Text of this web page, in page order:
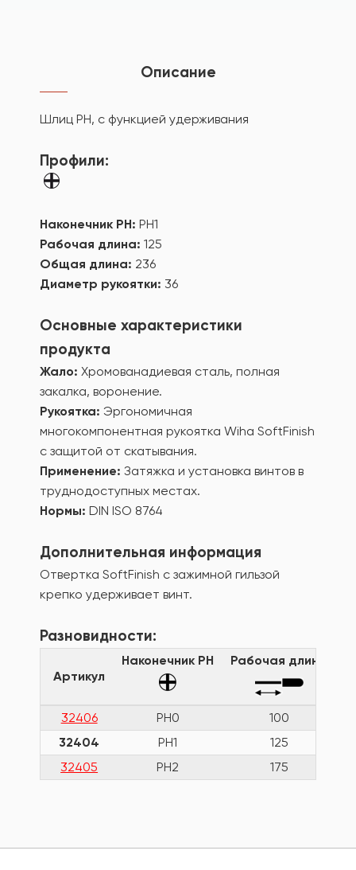
Описание
Шлиц PH, с функцией удерживания
Профили:
Наконечник PH: PH1
Рабочая длина: 125
Общая длина: 236
Диаметр рукоятки: 36
Основные характеристики
продукта
Жало: Хромованадиевая сталь, полная
закалка, воронение.
Рукоятка: Эргономичная
многокомпонентная рукоятка Wiha SoftFinish
с защитой от скатывания.
Применение: Затяжка и установка винтов в
труднодоступных местах.
Нормы: DIN ISO 8764
Дополнительная информация
Отвертка SoftFinish с зажимной гильзой
крепко удерживает винт.
Разновидности:
Артикул
Наконечник PH Рабочая длина
32406 PH0
100
32404
PH1
125
32405
PH2 175